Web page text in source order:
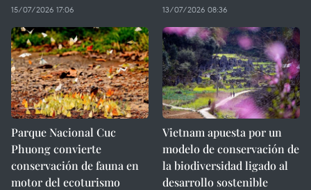
15/07/2026 17:06 13/07/2026 08:36
Parque Nacional Cuc
Phuong convierte
conservación de fauna en
motor del ecoturismo
Vietnam apuesta por un
modelo de conservación de
la biodiversidad ligado al
desarrollo sostenible